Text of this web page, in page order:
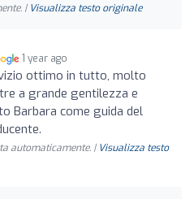
| Visualizza testo originale
1 year ago
ottimo in tutto, molto
a grande gentilezza e
Barbara come guida del
automaticamente. | Visualizza testo